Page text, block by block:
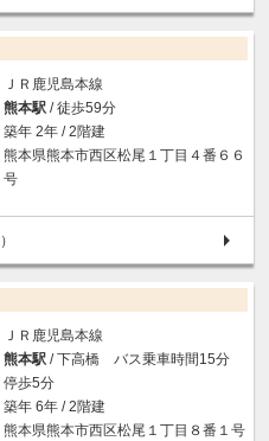
ＪＲ鹿児島本線
熊本駅 / 徒歩59分
築年 2年 / 2階建
熊本県熊本市西区松尾１丁目４番６６
号
）
ＪＲ鹿児島本線
熊本駅 / 下高橋 バス乗車時間15分
停歩5分
築年 6年 / 2階建
熊本県熊本市西区松尾１丁目８番１号